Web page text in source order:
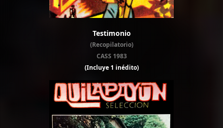
Testimonio
(Recopilatorio)
CASS 1983
(Incluye 1 inédito)